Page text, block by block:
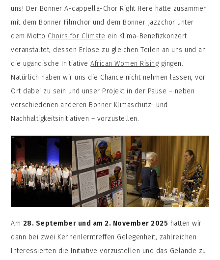
uns! Der Bonner A-cappella-Chor Right Here hatte zusammen
mit dem Bonner Filmchor und dem Bonner Jazzchor unter
dem Motto Choirs for Climate ein Klima-Benefizkonzert
veranstaltet, dessen Erlöse zu gleichen Teilen an uns und an
die ugandische InitiativeAfrican Women Rising gingen.
Natürlich haben wir uns die Chance nicht nehmen lassen, vor
Ort dabei zu sein und unser Projekt in der Pause – neben
verschiedenen anderen Bonner Klimaschutz- und
Nachhaltigkeitsinitiativen – vorzustellen.
Am 28. September und am 2. November 2025 hatten wir
dann bei zwei Kennenlerntreffen Gelegenheit, zahlreichen
Interessierten die Initiative vorzustellen und das Gelände zu